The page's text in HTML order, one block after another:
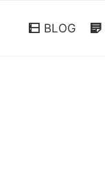
BLOG